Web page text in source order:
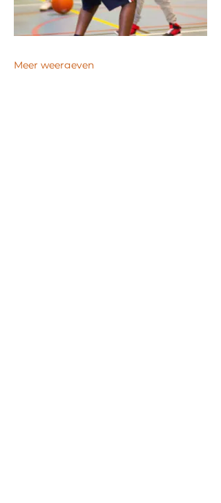
Meer weergeven